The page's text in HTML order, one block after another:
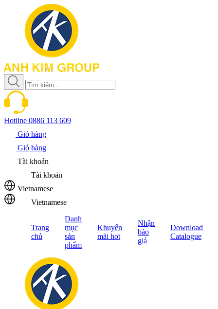
Hotline 0886 113 609
Giỏ hàng
Giỏ hàng
Tài khoản
Tài khoản
Vietnamese
Vietnamese
Trang
chủ
Danh
mục
sản
phẩm
Khuyến
mãi hot
Nhận
báo
giá
Download
Catalogue